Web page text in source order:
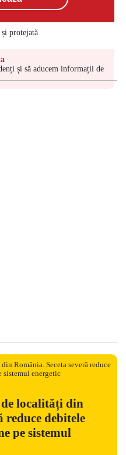
protejată
și să aducem informații de
localități din
reduce debitele
pe sistemul